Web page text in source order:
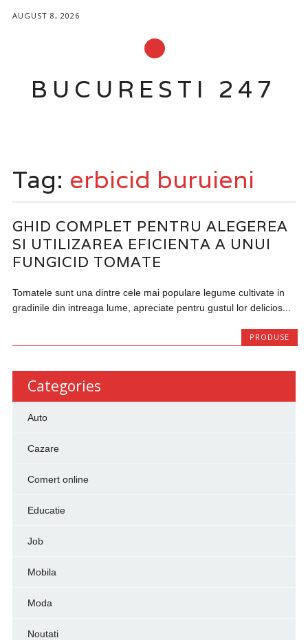
AUGUST 8, 2026
BUCURESTI 247
Tag: erbicid buruieni
GHID COMPLET PENTRU ALEGEREA
SI UTILIZAREA EFICIENTA A UNUI
FUNGICID TOMATE
Tomatele sunt una dintre cele mai populare legume cultivate in
gradinile din intreaga lume, apreciate pentru gustul lor delicios...
PRODUSE
Categories
Auto
Cazare
Comert online
Educatie
Job
Mobila
Moda
Noutati